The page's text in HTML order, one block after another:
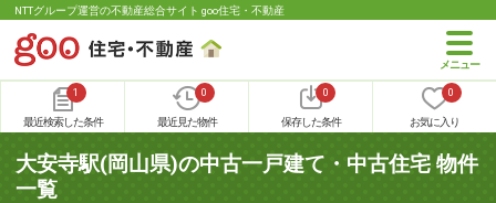
NTTグループ運営の不動産総合サイト goo住宅・不動産
1
最近検索した条件
0
最近見た物件
0
保存した条件
0
お気に入り
大安寺駅(岡山県)の中古一戸建て・中古住宅 物件
一覧